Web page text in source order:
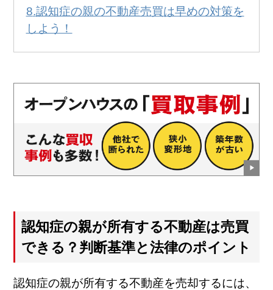
認知症の親の不動産売買は早めの対策を
しよう！
認知症の親が所有する不動産は売買
できる？判断基準と法律のポイント
認知症の親が所有する不動産を売却するには、